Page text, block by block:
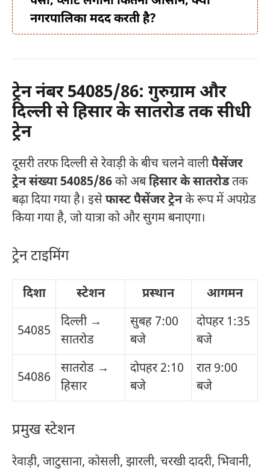
नगरपालिका मदद करती है?
ट्रेन नंबर 54085/86: गुरुग्राम और
दिल्ली से हिसार के सातरोड तक सीधी
ट्रेन
दूसरी तरफ दिल्ली से रेवाड़ी के बीच चलने वालीपैसेंजर
ट्रेन संख्या 54085/86को अबहिसार के सातरोडतक
बढ़ा दिया गया है। इसेफास्ट पैसेंजर ट्रेनके रूप में अपग्रेड
किया गया है, जो यात्रा को और सुगम बनाएगा।
ट्रेन टाइमिंग
दिशा स्टेशन प्रस्थान आगमन
54085
दिल्ली →
सातरोड
सुबह 7:00
बजे
दोपहर 1:35
बजे
54086
सातरोड →
हिसार
दोपहर 2:10
बजे
रात 9:00
बजे
प्रमुख स्टेशन
रेवाड़ी, जाटुसाना, कोसली, झारली, चरखी दादरी, भिवानी,